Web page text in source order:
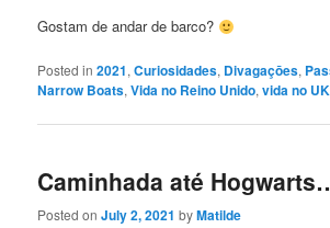
Gostam de andar de barco?
Posted in 2021,Curiosidades, Divagaçōes,
Narrow Boats,Vida no Reino Unido,vida no UK
Caminhada até
Posted onJuly 2, 2021 byMatilde